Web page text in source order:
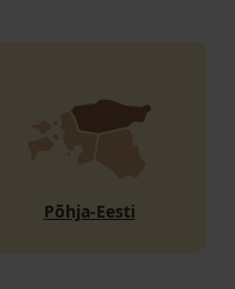
Põhja-Eesti